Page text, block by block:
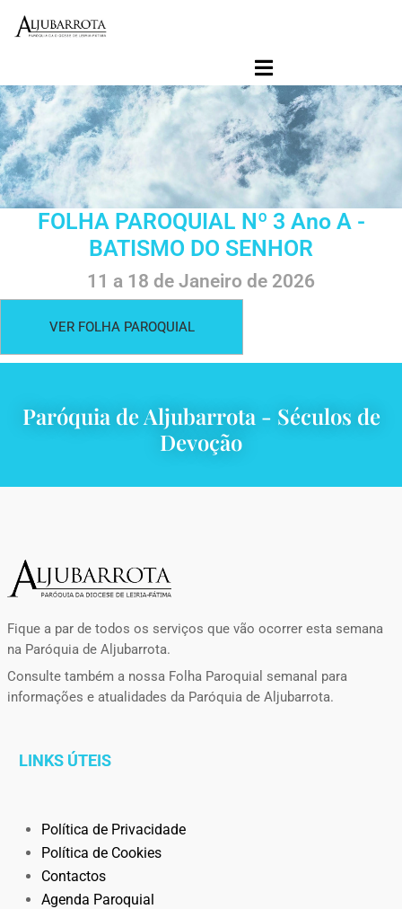
Folha Paroquial
Agenda Paroquial
Paróquia
Ligações
Jornal Contacto SVD
FOLHA PAROQUIAL Nº 3 Ano A -
BATISMO DO SENHOR
11 a 18 de Janeiro de 2026
VER FOLHA PAROQUIAL
Paróquia de Aljubarrota - Séculos de
Devoção
Fique a par de todos os serviços que vão ocorrer esta semana
na Paróquia de Aljubarrota.
Consulte também a nossa Folha Paroquial semanal para
informações e atualidades da Paróquia de Aljubarrota.
LINKS ÚTEIS
Política de Privacidade
Política de Cookies
Contactos
Agenda Paroquial